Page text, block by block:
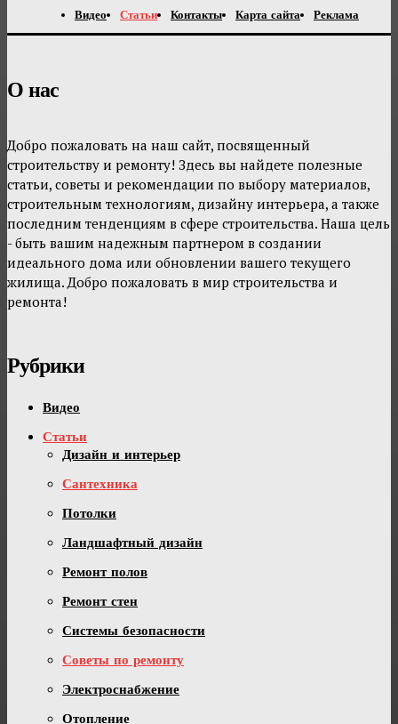
Видео Статьи Контакты Карта сайта Реклама
О нас
Добро пожаловать на наш сайт, посвященный
строительству и ремонту! Здесь вы найдете полезные
статьи, советы и рекомендации по выбору материалов,
строительным технологиям, дизайну интерьера, а также
последним тенденциям в сфере строительства. Наша цель
- быть вашим надежным партнером в создании
идеального дома или обновлении вашего текущего
жилища. Добро пожаловать в мир строительства и
ремонта!
Рубрики
Видео
Статьи
Дизайн и интерьер
Сантехника
Потолки
Ландшафтный дизайн
Ремонт полов
Ремонт стен
Системы безопасности
Советы по ремонту
Электроснабжение
Отопление